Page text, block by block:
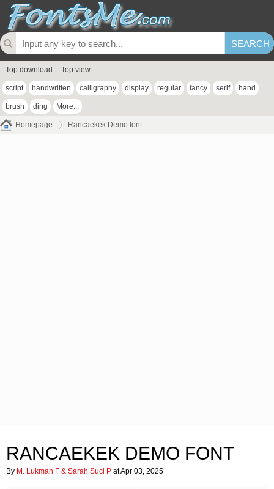
Top download Top view
script handwritten calligraphy display regular fancy serif hand
brush ding More...
Homepage Rancaekek Demo font
RANCAEKEK DEMO FONT
By M. Lukman F & Sarah Suci P at Apr 03, 2025